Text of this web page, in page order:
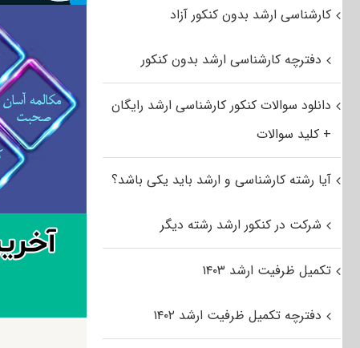
کارشناسی ارشد بدون کنکور آزاد
دفترچه کارشناسی ارشد بدون کنکور
دانلود سوالات کنکور کارشناسی ارشد رایگان
+ کلید سوالات
آیا رشته کارشناسی و ارشد باید یکی باشد؟
شرکت در کنکور ارشد رشته دیگر
تکمیل ظرفیت ارشد ۱۴۰۳
دفترچه تکمیل ظرفیت ارشد ۱۴۰۲